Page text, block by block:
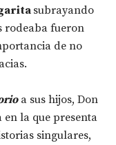
subrayando
rodeaba fueron
de no
a sus hijos, Don
la que presenta
singulares,